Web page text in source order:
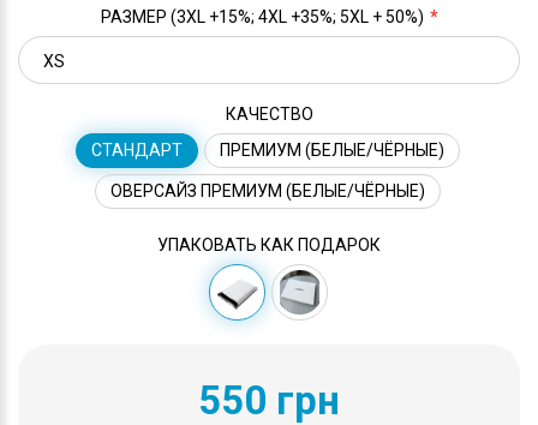
РАЗМЕР (3XL +15%; 4XL +35%; 5XL + 50%)
КАЧЕСТВО
СТАНДАРТ
ПРЕМИУМ (БЕЛЫЕ/ЧЁРНЫЕ)
ОВЕРСАЙЗ ПРЕМИУМ (БЕЛЫЕ/ЧЁРНЫЕ)
УПАКОВАТЬ КАК ПОДАРОК
550 грн